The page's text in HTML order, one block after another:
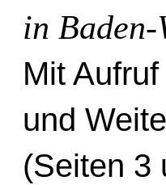
in
Mit
und
(Seiten 3